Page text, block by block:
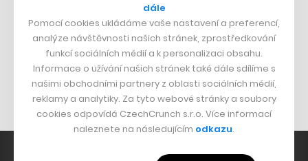
Bomma není tichá
Originální hodinky
Nábytek z betonu
dále
Pomocí cookies ukládáme vaše nastavení a preferencí,
analýze návštěvnosti našich stránek, zprostředkování
funkcí sociálních médií a k personalizaci obsahu.
Informace o užívání našich stránek také dále sdílíme s
našimi obchodními partnery z oblasti sociálních médií,
reklamy a analytiky. Za tyto webové stránky a soubory
cookies odpovídá CzechCrunch s.r.o. Více informací
naleznete na následujícím odkazu.